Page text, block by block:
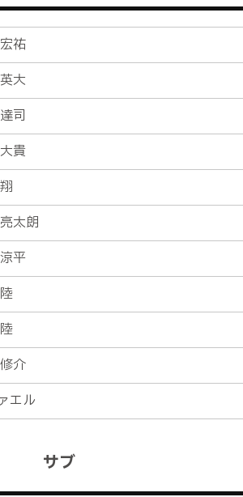
本間が反応。しかし、岡西にはじかれ
らダイレクトで低い弾道のクロスを入
した新井の処理ミスを誘い、ボールはゴ
祐
大
司
貴
太朗
平
介
エル
サブ